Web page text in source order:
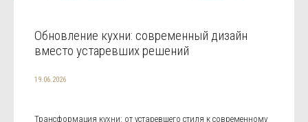
Обновление кухни: современный дизайн
вместо устаревших решений
19.06.2026
Трансформация кухни: от устаревшего стиля к современному